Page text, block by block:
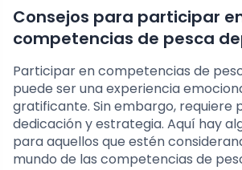
Consejos para participar
competencias de pesca
Participar en competencias de
puede ser una experiencia
gratificante. Sin embargo, requiere
dedicación y estrategia. Aquí hay
para aquellos que estén
mundo de las competencias de